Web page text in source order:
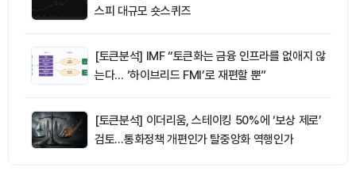
스피 대규모 숏스퀴즈
[토큰분석] IMF “토큰화는 금융 인프라를 없애지 않
는다… ‘하이브리드 FMI’로 재편할 뿐”
[토큰분석] 이더리움, 스테이킹 50%에 ‘보상 제로’
검토…통화정책 개편인가 탈중앙화 역행인가